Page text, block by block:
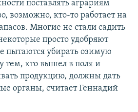
поставлять аграриям
возможно, кто-то работает на
Многие не стали садить
просто удобряют
пытаются убирать озимую
тем, кто вышел в поля и
продукцию, должны дать
органы, считает Геннадий